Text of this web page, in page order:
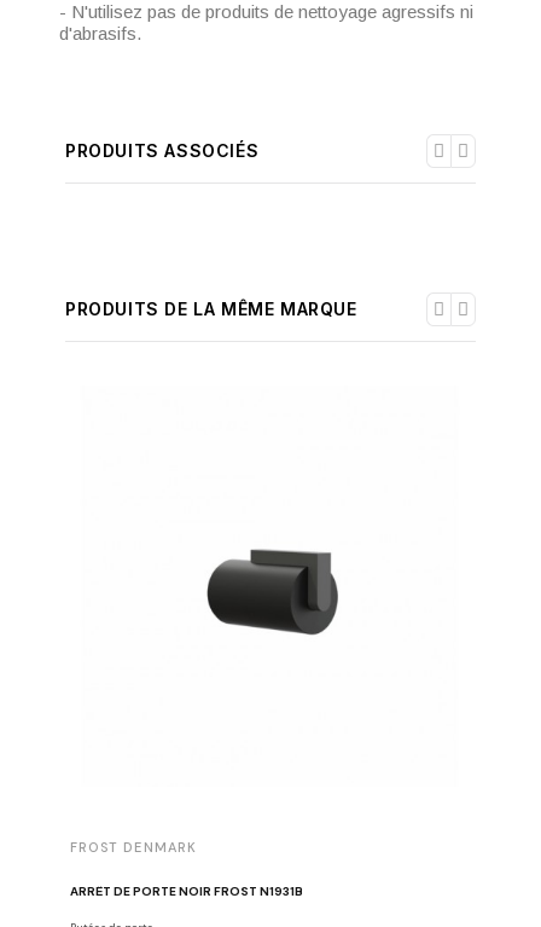
- N'utilisez pas de produits de nettoyage agressifs ni
d'abrasifs.
PRODUITS ASSOCIÉS
PRODUITS DE LA MÊME MARQUE
FROST DENMARK
ARRÊT DE PORTE NOIR FROST N1931B